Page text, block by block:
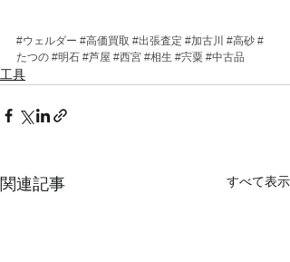
#ウェルダー #高価買取 #出張査定 #加古川 #高砂 #
たつの #明石 #芦屋 #西宮 #相生 #宍粟 #中古品
工具
関連記事 すべて表示